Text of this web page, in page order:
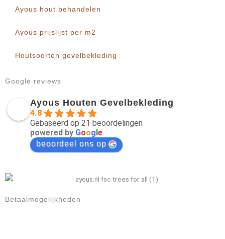
Ayous hout behandelen
Ayous prijslijst per m2
Houtsoorten gevelbekleding
Google reviews
Ayous Houten Gevelbekleding
4.8
Gebaseerd op 21 beoordelingen
powered by Google
beoordeel ons op
Betaalmogelijkheden